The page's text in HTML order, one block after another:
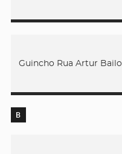
Guincho Rua Artur Bailo
B